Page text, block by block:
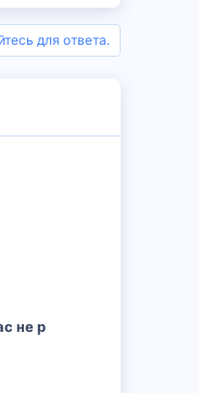
для ответа.
не р